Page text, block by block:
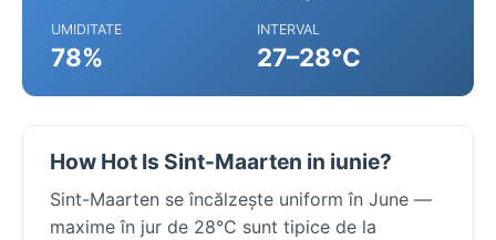
UMIDITATE
78%
INTERVAL
27–28°C
How Hot Is Sint-Maarten in iunie?
Sint-Maarten se încălzește uniform în June —
maxime în jur de 28°C sunt tipice de la